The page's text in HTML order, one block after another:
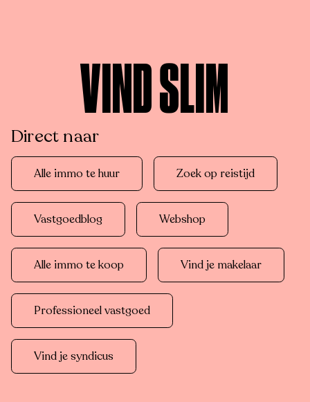
VIND SLIM
Direct naar
Alle immo te huur Zoek op reistijd
Vastgoedblog Webshop
Alle immo te koop Vind je makelaar
Professioneel vastgoed
Vind je syndicus